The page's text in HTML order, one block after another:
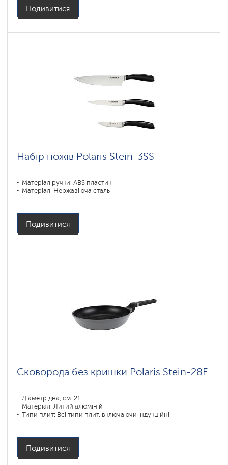
Подивитися
Набір ножів Polaris Stein-3SS
Матеріал ручки: ABS пластик
Матеріал: Нержавіюча сталь
Подивитися
Сковорода без кришки Polaris Stein-28F
Діаметр дна, см: 21
Матеріал: Литий алюміній
Типи плит: Всі типи плит, включаючи індукційні
Подивитися